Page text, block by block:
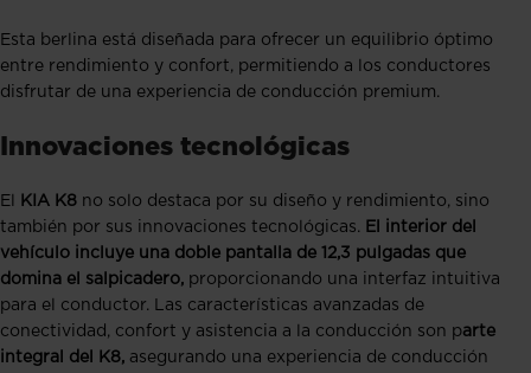
Esta berlina está diseñada para ofrecer un equilibrio óptimo
entre rendimiento y confort, permitiendo a los conductores
disfrutar de una experiencia de conducción premium.
Innovaciones tecnológicas
El KIA K8 no solo destaca por su diseño y rendimiento, sino
también por sus innovaciones tecnológicas. El interior del
vehículo incluye una doble pantalla de 12,3 pulgadas que
domina el salpicadero, proporcionando una interfaz intuitiva
para el conductor. Las características avanzadas de
conectividad, confort y asistencia a la conducción son parte
integral del K8, asegurando una experiencia de conducción